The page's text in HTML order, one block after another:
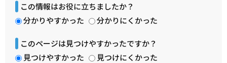
この情報はお役に立ちましたか？
分かりやすかった
分かりにくかった
このページは見つけやすかったですか？
見つけやすかった
見つけにくかった